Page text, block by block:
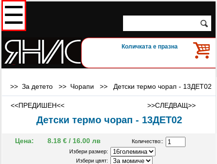
Количката е празна
☰
>> За детето >> Чорапи >> Детски термо чорап - 13ДЕТ02
<<ПРЕДИШЕН<< >>СЛЕДВАЩ>>
Детски термо чорап - 13ДЕТ02
Цена: 8.18 € / 16.00 лв
Количество::
Избери размер:
Избери цвят: